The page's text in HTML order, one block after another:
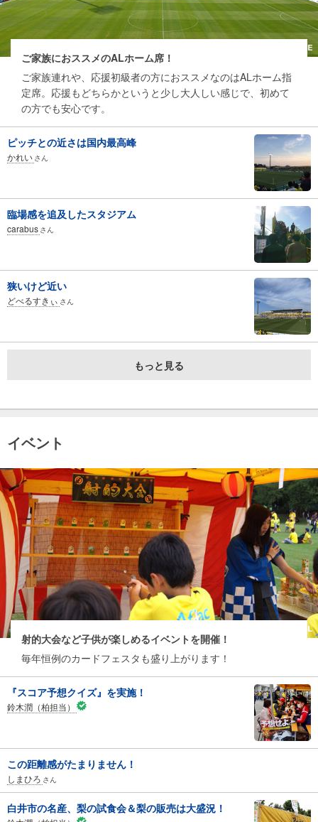
ご家族におススメのALホーム席！
ご家族連れや、応援初級者の方におススメなのはALホーム指
定席。応援もどちらかというと少し大人しい感じで、初めて
の方でも安心です。
ピッチとの近さは国内最高峰
かれい さん
臨場感を追及したスタジアム
carabus さん
狭いけど近い
どべるすきぃ さん
もっと見る
イベント
射的大会など子供が楽しめるイベントを開催！
毎年恒例のカードフェスタも盛り上がります！
『スコア予想クイズ』を実施！
鈴木潤（柏担当）
この距離感がたまりません！
しまひろ さん
白井市の名産、梨の試食会＆梨の販売は大盛況！